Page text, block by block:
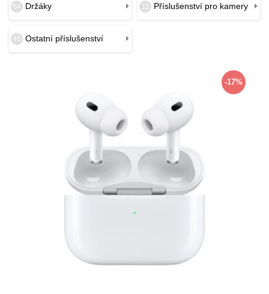
64 Držáky 11 Příslušenství pro kamery
46 Ostatní příslušenství
-17%